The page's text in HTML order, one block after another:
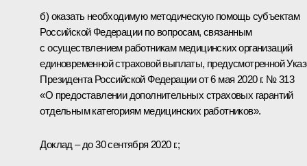
б) оказать необходимую методическую помощь субъектам
Российской Федерации по вопросам, связанным
с осуществлением работникам медицинских организаций
единовременной страховой выплаты, предусмотренной
Президента Российской Федерации от 6 мая 2020 г. № 313
«О предоставлении дополнительных страховых гарантий
отдельным категориям медицинских работников».
Доклад – до 30 сентября 2020 г.;